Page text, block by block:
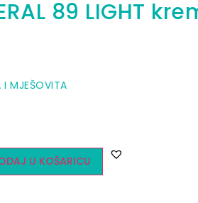
89 LIGHT
I MJEŠOVITA
U KOŠARICU